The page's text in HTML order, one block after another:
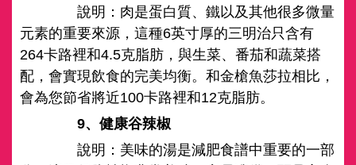
說明：肉是蛋白質、鐵以及其他很多微量
元素的重要來源，這種6英寸厚的三明治只含有
264卡路裡和4.5克脂肪，與生菜、番茄和蔬菜搭
配，會實現飲食的完美均衡。和金槍魚莎拉相比，
會為您節省將近100卡路裡和12克脂肪。
9、健康谷辣椒
說明：美味的湯是減肥食譜中重要的一部